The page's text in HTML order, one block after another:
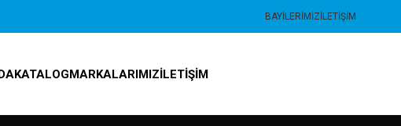
BAYILERIMIZİLETIŞIM
KATALOGMARKALARIMIZİLETIŞIM